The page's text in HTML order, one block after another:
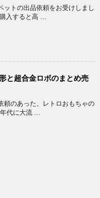
ットの出品依頼をお受けしまし
入すると高 ...
と超合金ロボのまとめ売
頼のあった、レトロおもちゃの
代に大流 ...